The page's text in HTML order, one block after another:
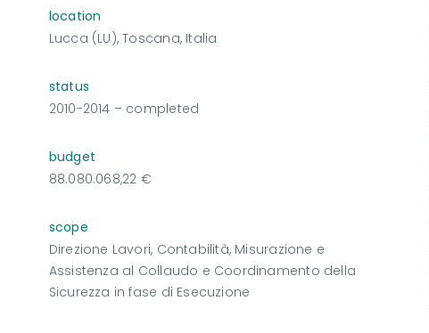
location
Lucca (LU), Toscana, Italia
status
2010-2014 – completed
budget
88.080.068,22 €
scope
Direzione Lavori, Contabilità, Misurazione e
Assistenza al Collaudo e Coordinamento della
Sicurezza in fase di Esecuzione